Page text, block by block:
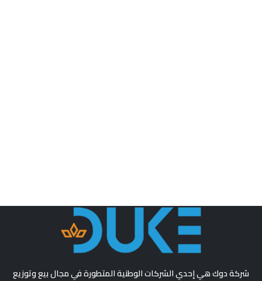
شركة دوك هي إحدي الشركات الوطنية المتطورة في مجال بيع وتوزيع